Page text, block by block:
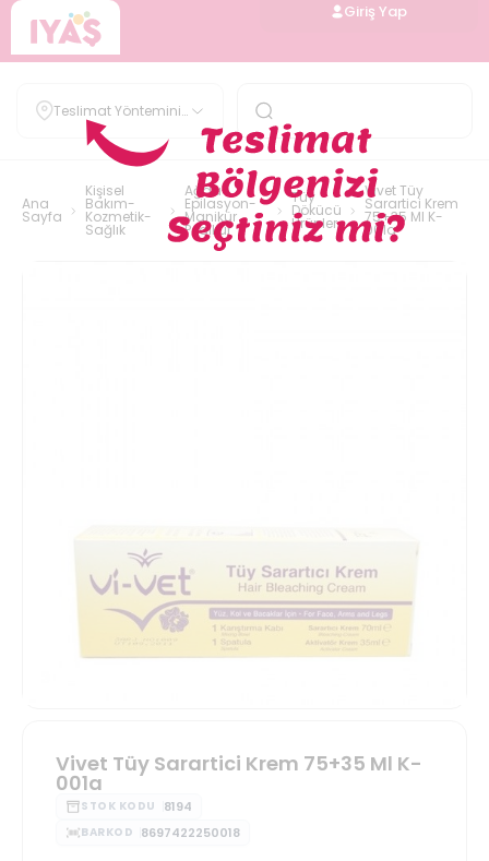
Giriş Yap
Teslimat Yöntemini
Belirle
Ana
Sayfa
Kişisel
Bakım-
Kozmetik-
Sağlık
Ağda-
Epilasyon-
Manikür
Pedikür
Tüy
Dökücü
Ürünler
Vivet Tüy
Sarartici Krem
75+35 Ml K-
001a
Vivet Tüy Sarartici Krem 75+35 Ml K-
001a
STOK KODU 8194
BARKOD 8697422250018